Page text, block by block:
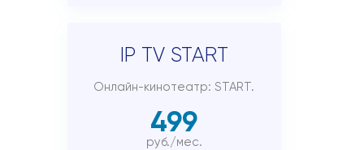
IP TV START
Онлайн-кинотеатр: START.
499
руб./мес.